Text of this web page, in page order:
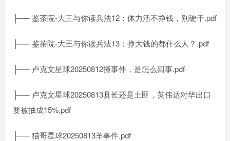
├── 鉴茶院-大王与你读兵法12：体力活不挣钱，别硬干.pdf
├── 鉴茶院-大王与你读兵法13：挣大钱的都什么人？.pdf
├── 卢克文星球20250812撞事件，是怎么回事.pdf
├── 卢克文星球20250813县长还是土匪，英伟达对华出口
要被抽成15%.pdf
├── 猫哥星球20250813羊事件.pdf